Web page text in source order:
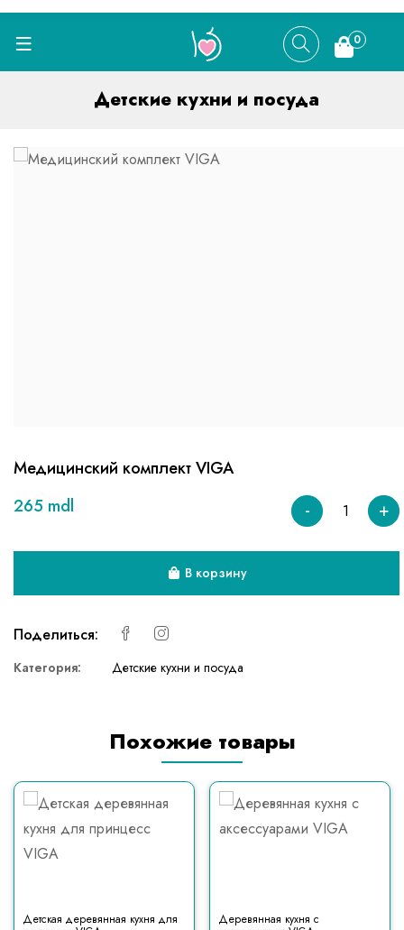
0
Детские кухни и посуда
Медицинский комплект VIGA
265 mdl
- +
В корзину
Поделиться:
Категория: Детские кухни и посуда
Похожие товары
Детская деревянная кухня для Деревянная кухня с